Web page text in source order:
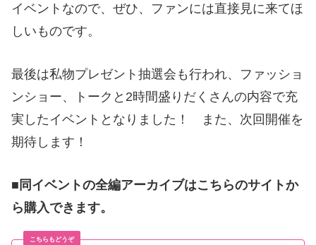
イベントなので、ぜひ、ファンには直接見に来てほ
しいものです。
最後は私物プレゼント抽選会も行われ、ファッショ
ンショー、トークと2時間盛りだくさんの内容で充
実したイベントとなりました！ また、次回開催を
期待します！
■同イベントの全編アーカイブはこちらのサイトか
ら購入できます。